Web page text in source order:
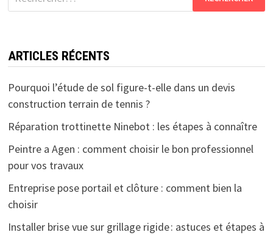
ARTICLES RÉCENTS
Pourquoi l’étude de sol figure-t-elle dans un devis
construction terrain de tennis ?
Réparation trottinette Ninebot : les étapes à connaître
Peintre a Agen : comment choisir le bon professionnel
pour vos travaux
Entreprise pose portail et clôture : comment bien la
choisir
Installer brise vue sur grillage rigide : astuces et étapes à